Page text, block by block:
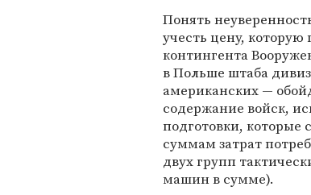
Понять
учесть цену,
контингента
в Польше штаба
американских —
содержание войск,
подготовки, которые
суммам затрат
двух групп
машин в сумме).